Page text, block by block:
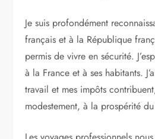
Je suis profondément
français et à la République
permis de vivre en sécurité.
à la France et à ses habitants.
travail et mes impôts
modestement, à la prospérité